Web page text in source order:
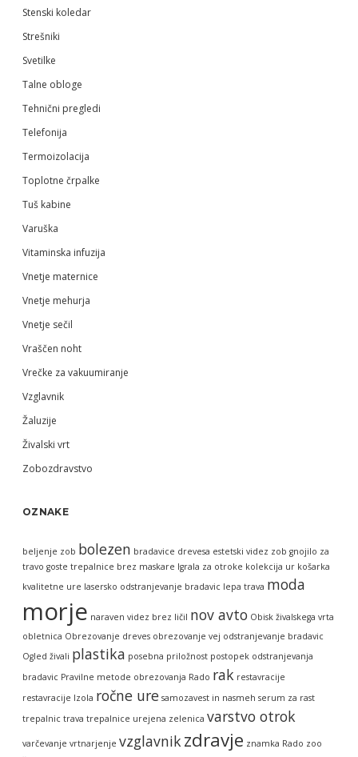
Stenski koledar
Strešniki
Svetilke
Talne obloge
Tehnični pregledi
Telefonija
Termoizolacija
Toplotne črpalke
Tuš kabine
Varuška
Vitaminska infuzija
Vnetje maternice
Vnetje mehurja
Vnetje sečil
Vraščen noht
Vrečke za vakuumiranje
Vzglavnik
Žaluzije
Živalski vrt
Zobozdravstvo
OZNAKE
beljenje zob bolezen bradavice drevesa estetski videz zob gnojilo za
travo goste trepalnice brez maskare Igrala za otroke kolekcija ur košarka
kvalitetne ure lasersko odstranjevanje bradavic lepa trava moda
morje naraven videz brez ličil nov avto Obisk živalskega vrta
obletnica Obrezovanje dreves obrezovanje vej odstranjevanje bradavic
Ogled živali plastika posebna priložnost postopek odstranjevanja
bradavic Pravilne metode obrezovanja Rado rak restavracije
restavracije Izola ročne ure samozavest in nasmeh serum za rast
trepalnic trava trepalnice urejena zelenica varstvo otrok
varčevanje vrtnarjenje vzglavnikzdravje znamka Rado zoo